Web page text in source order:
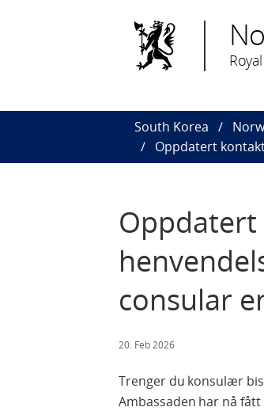
South Korea
Oppdatert
consular
20. Feb 2026
Trenger du konsulær
Ambassaden har nå